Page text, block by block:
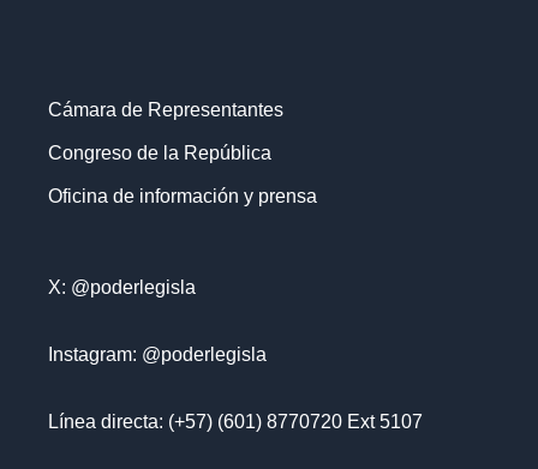
Cámara de Representantes
Congreso de la República
Oficina de información y prensa
X: @poderlegisla
Instagram: @poderlegisla
Línea directa: (+57) (601) 8770720 Ext 5107